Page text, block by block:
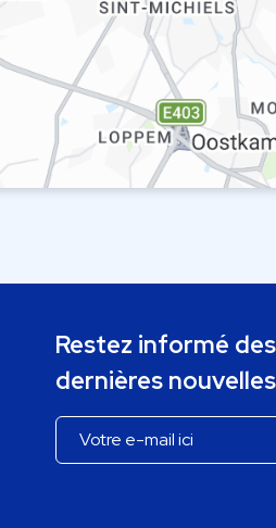
Restez informé des
dernières nouvelles